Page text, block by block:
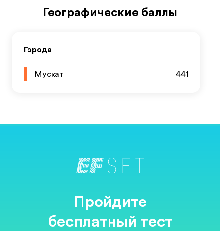
Географические баллы
Города
Мускат 441
Пройдите
бесплатный тест